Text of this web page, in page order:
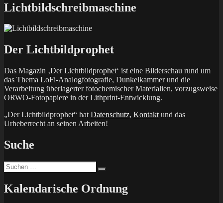
Lichtbildschreibmaschine
Der Lichtbildprophet
Das Magazin ‚Der Lichtbildprophet‘ ist eine Bilderschau rund um
das Thema LoFi-Analogfotografie, Dunkelkammer und die
Verarbeitung überlagerter fotochemischer Materialien, vorzugsweise
ORWO-Fotopapiere in der Lithprint-Entwicklung.
„Der Lichtbildprophet“ hat Datenschutz, Kontakt und das
Urheberrecht an seinen Arbeiten!
Suche
Suchen
nach:
Kalendarische Ordnung